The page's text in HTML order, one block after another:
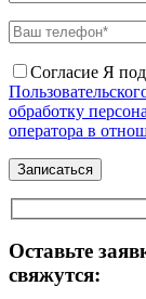
Согласие Я
обработку
оператора в
Оставьте
свяжутся: